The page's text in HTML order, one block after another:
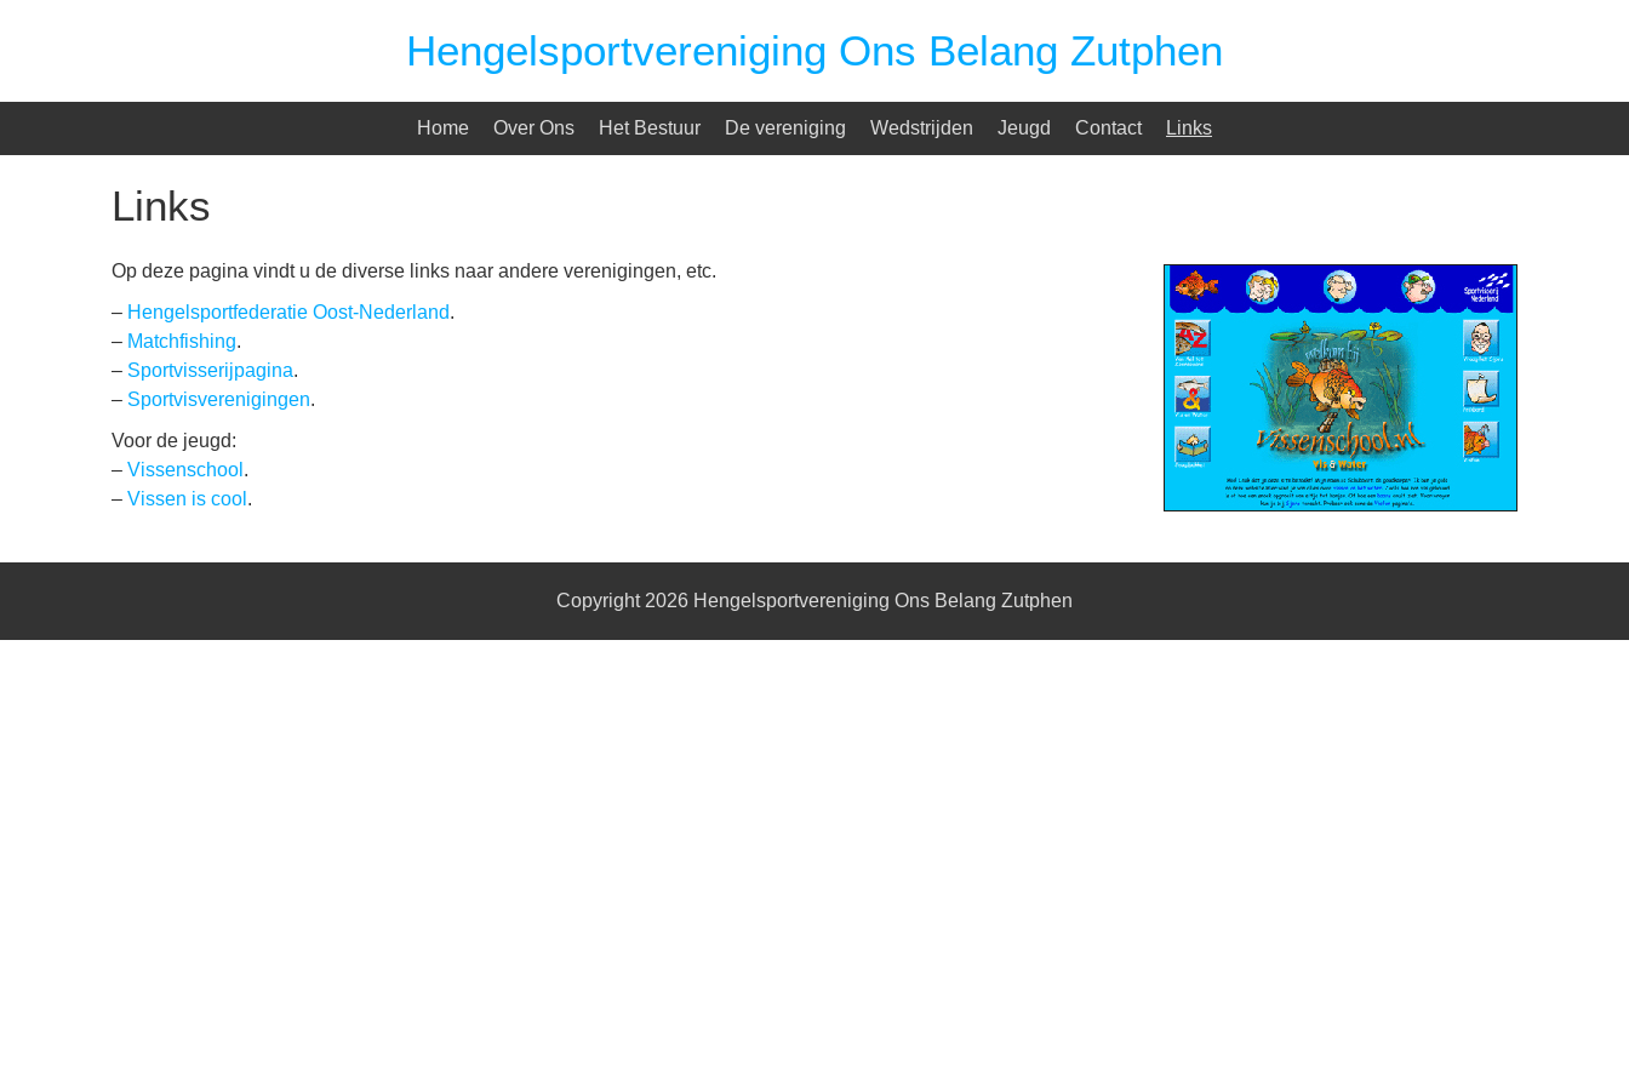
Hengelsportvereniging Ons Belang Zutphen
Home Over Ons Het Bestuur De vereniging Wedstrijden Jeugd Contact Links
Links
Op deze pagina vindt u de diverse links naar andere verenigingen, etc.
– Hengelsportfederatie Oost-Nederland.
– Matchfishing.
– Sportvisserijpagina.
– Sportvisverenigingen.
Voor de jeugd:
– Vissenschool .
– Vissen is cool .
Copyright 2026 Hengelsportvereniging Ons Belang Zutphen